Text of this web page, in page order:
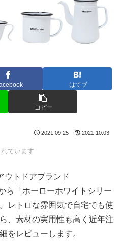
はてブ
コピー
2021.09.25 2021.10.03
ています
ウトドアブランド
ら「ホーローホワイトシリー
レトロな雰囲気で自宅でも使
、素材の実用性も高く近年注
をレビューします。